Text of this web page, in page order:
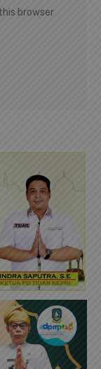
browser